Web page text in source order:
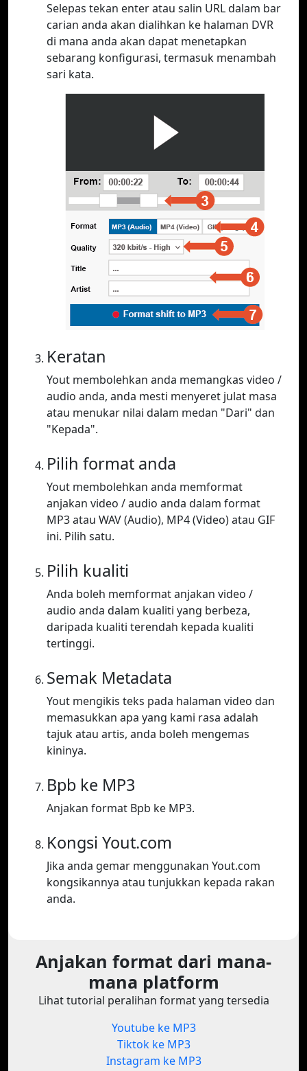
Selepas tekan enter atau salin URL dalam bar
carian anda akan dialihkan ke halaman DVR
di mana anda akan dapat menetapkan
sebarang konfigurasi, termasuk menambah
sari kata.
Keratan
Yout membolehkan anda memangkas video /
audio anda, anda mesti menyeret julat masa
atau menukar nilai dalam medan "Dari" dan
"Kepada".
Pilih format anda
Yout membolehkan anda memformat
anjakan video / audio anda dalam format
MP3 atau WAV (Audio), MP4 (Video) atau GIF
ini. Pilih satu.
Pilih kualiti
Anda boleh memformat anjakan video /
audio anda dalam kualiti yang berbeza,
daripada kualiti terendah kepada kualiti
tertinggi.
Semak Metadata
Yout mengikis teks pada halaman video dan
memasukkan apa yang kami rasa adalah
tajuk atau artis, anda boleh mengemas
kininya.
Bpb ke MP3
Anjakan format Bpb ke MP3.
Kongsi Yout.com
Jika anda gemar menggunakan Yout.com
kongsikannya atau tunjukkan kepada rakan
anda.
Anjakan format dari mana-
mana platform
Lihat tutorial peralihan format yang tersedia
Youtube ke MP3
Tiktok ke MP3
Instagram ke MP3